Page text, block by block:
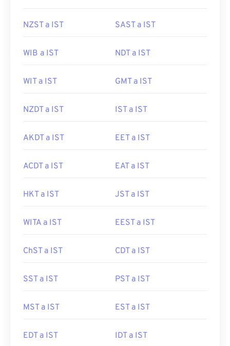
NZST a IST SAST a IST
WIB a IST NDT a IST
WIT a IST GMT a IST
NZDT a IST IST a IST
AKDT a IST EET a IST
ACDT a IST EAT a IST
HKT a IST JST a IST
WITA a IST EEST a IST
ChST a IST CDT a IST
SST a IST PST a IST
MST a IST EST a IST
EDT a IST IDT a IST